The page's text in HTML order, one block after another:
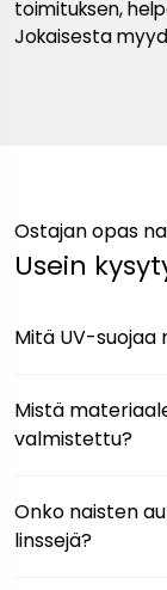
toimituksen,
Jokaisesta
Ostajan opas
Usein
Mitä UV-
Mistä
valmistettu?
Onko naisten
linssejä?